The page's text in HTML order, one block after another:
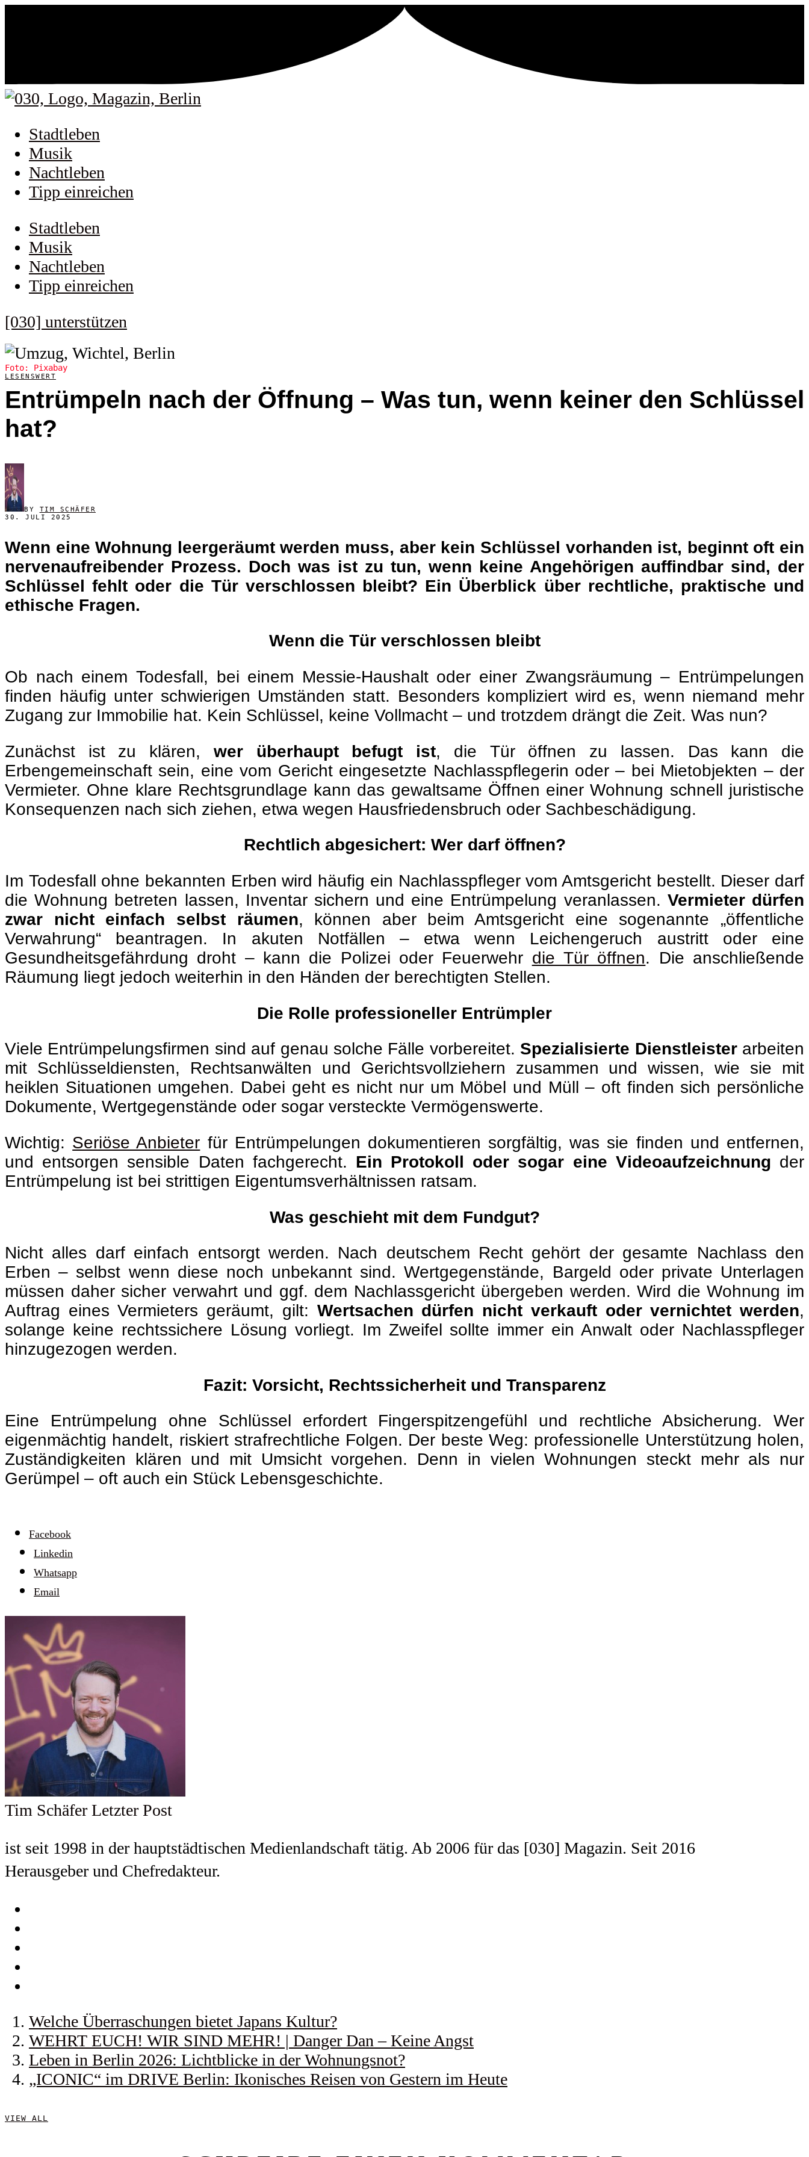
Stadtleben
Musik
Nachtleben
Tipp einreichen
Stadtleben
Musik
Nachtleben
Tipp einreichen
[030] unterstützen
Foto: Pixabay
LESENSWERT
Entrümpeln nach der Öffnung – Was tun, wenn keiner den Schlüssel
hat?
BY TIM SCHÄFER
30. JULI 2025
Wenn eine Wohnung leergeräumt werden muss, aber kein Schlüssel vorhanden ist, beginnt oft ein
nervenaufreibender Prozess. Doch was ist zu tun, wenn keine Angehörigen auffindbar sind, der
Schlüssel fehlt oder die Tür verschlossen bleibt? Ein Überblick über rechtliche, praktische und
ethische Fragen.
Wenn die Tür verschlossen bleibt
Ob nach einem Todesfall, bei einem Messie-Haushalt oder einer Zwangsräumung – Entrümpelungen
finden häufig unter schwierigen Umständen statt. Besonders kompliziert wird es, wenn niemand mehr
Zugang zur Immobilie hat. Kein Schlüssel, keine Vollmacht – und trotzdem drängt die Zeit. Was nun?
Zunächst ist zu klären, wer überhaupt befugt ist, die Tür öffnen zu lassen. Das kann die
Erbengemeinschaft sein, eine vom Gericht eingesetzte Nachlasspflegerin oder – bei Mietobjekten – der
Vermieter. Ohne klare Rechtsgrundlage kann das gewaltsame Öffnen einer Wohnung schnell juristische
Konsequenzen nach sich ziehen, etwa wegen Hausfriedensbruch oder Sachbeschädigung.
Rechtlich abgesichert: Wer darf öffnen?
Im Todesfall ohne bekannten Erben wird häufig ein Nachlasspfleger vom Amtsgericht bestellt. Dieser darf
die Wohnung betreten lassen, Inventar sichern und eine Entrümpelung veranlassen. Vermieter dürfen
zwar nicht einfach selbst räumen, können aber beim Amtsgericht eine sogenannte „öffentliche
Verwahrung“ beantragen. In akuten Notfällen – etwa wenn Leichengeruch austritt oder eine
Gesundheitsgefährdung droht – kann die Polizei oder Feuerwehr die Tür öffnen. Die anschließende
Räumung liegt jedoch weiterhin in den Händen der berechtigten Stellen.
Die Rolle professioneller Entrümpler
Viele Entrümpelungsfirmen sind auf genau solche Fälle vorbereitet. Spezialisierte Dienstleisterarbeiten
mit Schlüsseldiensten, Rechtsanwälten und Gerichtsvollziehern zusammen und wissen, wie sie mit
heiklen Situationen umgehen. Dabei geht es nicht nur um Möbel und Müll – oft finden sich persönliche
Dokumente, Wertgegenstände oder sogar versteckte Vermögenswerte.
Wichtig: Seriöse Anbieter für Entrümpelungen dokumentieren sorgfältig, was sie finden und entfernen,
und entsorgen sensible Daten fachgerecht. Ein Protokoll oder sogar eine Videoaufzeichnung der
Entrümpelung ist bei strittigen Eigentumsverhältnissen ratsam.
Was geschieht mit dem Fundgut?
Nicht alles darf einfach entsorgt werden. Nach deutschem Recht gehört der gesamte Nachlass den
Erben – selbst wenn diese noch unbekannt sind. Wertgegenstände, Bargeld oder private Unterlagen
müssen daher sicher verwahrt und ggf. dem Nachlassgericht übergeben werden. Wird die Wohnung im
Auftrag eines Vermieters geräumt, gilt: Wertsachen dürfen nicht verkauft oder vernichtet werden,
solange keine rechtssichere Lösung vorliegt. Im Zweifel sollte immer ein Anwalt oder Nachlasspfleger
hinzugezogen werden.
Fazit: Vorsicht, Rechtssicherheit und Transparenz
Eine Entrümpelung ohne Schlüssel erfordert Fingerspitzengefühl und rechtliche Absicherung. Wer
eigenmächtig handelt, riskiert strafrechtliche Folgen. Der beste Weg: professionelle Unterstützung holen,
Zuständigkeiten klären und mit Umsicht vorgehen. Denn in vielen Wohnungen steckt mehr als nur
Gerümpel – oft auch ein Stück Lebensgeschichte.
Facebook
Linkedin
Whatsapp
Email
Tim Schäfer Letzter Post
ist seit 1998 in der hauptstädtischen Medienlandschaft tätig. Ab 2006 für das [030] Magazin. Seit 2016
Herausgeber und Chefredakteur.
Welche Überraschungen bietet Japans Kultur?
WEHRT EUCH! WIR SIND MEHR! | Danger Dan – Keine Angst
Leben in Berlin 2026: Lichtblicke in der Wohnungsnot?
„ICONIC“ im DRIVE Berlin: Ikonisches Reisen von Gestern im Heute
VIEW ALL